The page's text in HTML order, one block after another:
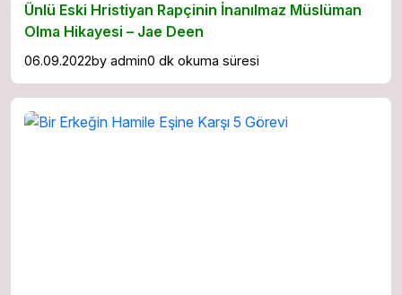
Ünlü Eski Hristiyan Rapçinin İnanılmaz Müslüman
Olma Hikayesi – Jae Deen
06.09.2022by admin0 dk okuma süresi